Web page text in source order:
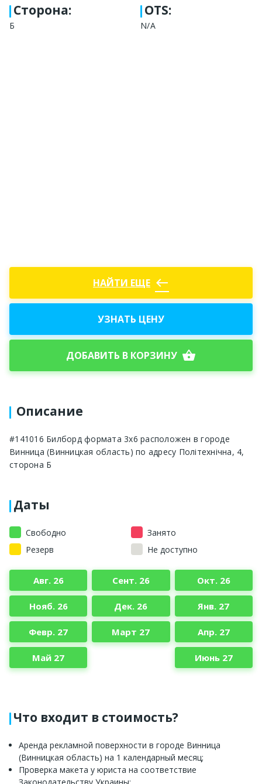
Сторона:
Б
OTS:
N/A
НАЙТИ ЕЩЕ west
УЗНАТЬ ЦЕНУ
ДОБАВИТЬ В КОРЗИНУ shopping_basket
Описание
#141016 Билборд формата 3х6 расположен в городе
Винница (Винницкая область) по адресу Політехнічна, 4,
сторона Б
Даты
Свободно
Занято
Резерв
Не доступно
Авг. 26 Сент. 26 Окт. 26
Нояб. 26 Дек. 26 Янв. 27
Февр. 27 Март 27 Апр. 27
Май 27 Июнь 27
Что входит в стоимость?
Аренда рекламной поверхности в городе Винница
(Винницкая область) на 1 календарный месяц;
Проверка макета у юриста на соответствие